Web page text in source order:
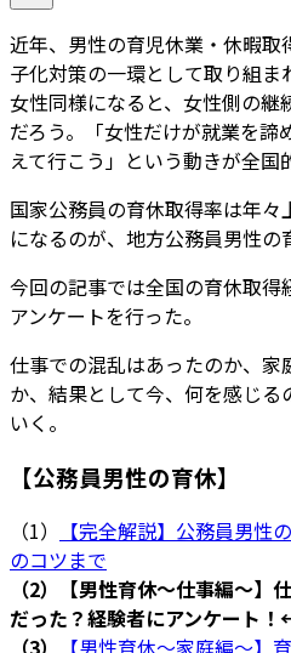
近年、男性の育児休業・休暇
子化対策の一環として取り組
女性同様になると、女性側の継
だろう。「女性だけが就業を諦
えて行こう」という動きが全国
国家公務員の育休取得率は年
になるのが、地方公務員男性の
今回の記事では全国の育休取
アンケートを行った。
仕事での混乱はあったのか、
か、結果として今、何を感じ
いく。
【公務員男性の育休】
（1）
【完全解説】公務員男性
のコツまで
（2）【男性育休～仕事編～】
だった？経験者にアンケート！
（3）
【男性育休～家庭編～】